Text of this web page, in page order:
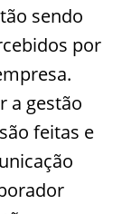
sendo
por
a gestão
feitas e